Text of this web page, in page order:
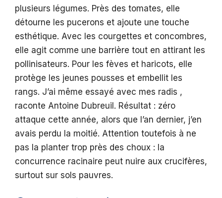
plusieurs légumes. Près des tomates, elle
détourne les pucerons et ajoute une touche
esthétique. Avec les courgettes et concombres,
elle agit comme une barrière tout en attirant les
pollinisateurs. Pour les fèves et haricots, elle
protège les jeunes pousses et embellit les
rangs. J’ai même essayé avec mes radis ,
raconte Antoine Dubreuil. Résultat : zéro
attaque cette année, alors que l’an dernier, j’en
avais perdu la moitié. Attention toutefois à ne
pas la planter trop près des choux : la
concurrence racinaire peut nuire aux crucifères,
surtout sur sols pauvres.